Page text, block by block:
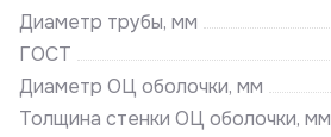
Диаметр трубы, мм
ГОСТ
Диаметр ОЦ оболочки, мм
Толщина стенки ОЦ оболочки, мм